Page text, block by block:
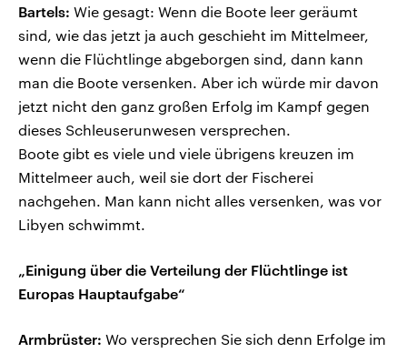
Bartels: Wie gesagt: Wenn die Boote leer geräumt
sind, wie das jetzt ja auch geschieht im Mittelmeer,
wenn die Flüchtlinge abgeborgen sind, dann kann
man die Boote versenken. Aber ich würde mir davon
jetzt nicht den ganz großen Erfolg im Kampf gegen
dieses Schleuserunwesen versprechen.
Boote gibt es viele und viele übrigens kreuzen im
Mittelmeer auch, weil sie dort der Fischerei
nachgehen. Man kann nicht alles versenken, was vor
Libyen schwimmt.
„Einigung über die Verteilung der Flüchtlinge ist
Europas Hauptaufgabe“
Armbrüster: Wo versprechen Sie sich denn Erfolge im